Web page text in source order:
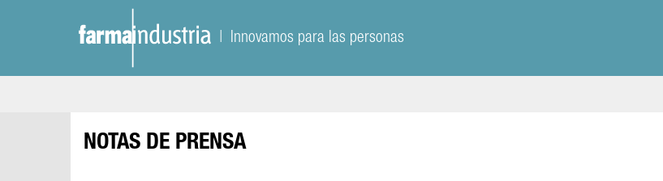
| Innovamos para las personas
NOTAS DE PRENSA